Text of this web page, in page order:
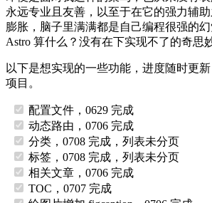
永远专业且友善，以至于在它的强力辅
膨胀，脑子里满满都是自己编程很强的
Astro 算什么？没有在下实现不了的奇思
以下是想实现的一些功能，进度随时更
项目。
配置文件，0629 完成
动态路由，0706 完成
分类，0708 完成，列表未分页
标签，0708 完成，列表未分页
相关文章，0706 完成
TOC，0707 完成